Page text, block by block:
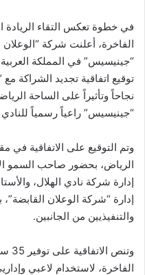
ي
ا
في خطوة تعكس التقاء الريادة
الفاخرة، أعلنت شركة “الوعلان
“جينيسيس” في المملكة
توقيع اتفاقية تجديد الشراكة مع
نجاحاً وتأثيراً على الساحة
“جينيسيس” راعياً رسمياً
وتم التوقيع على الاتفاقية في
الرياض، بحضور صاحب السمو
إدارة شركة نادي الهلال،
إدارة “شركة الوعلان
والتنفيذيين من الجانبين.
الفاخرة، لاستخدام لاعبي